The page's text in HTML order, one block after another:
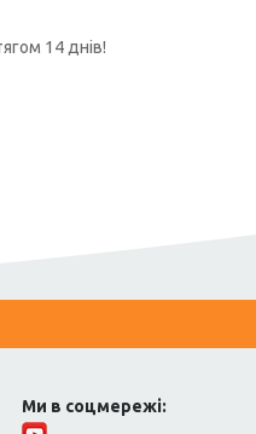
14 днів!
Ми в соцмережі: